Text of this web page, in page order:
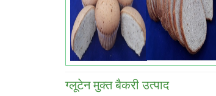
ग्लूटेन मुक्त बैकरी उत्पाद